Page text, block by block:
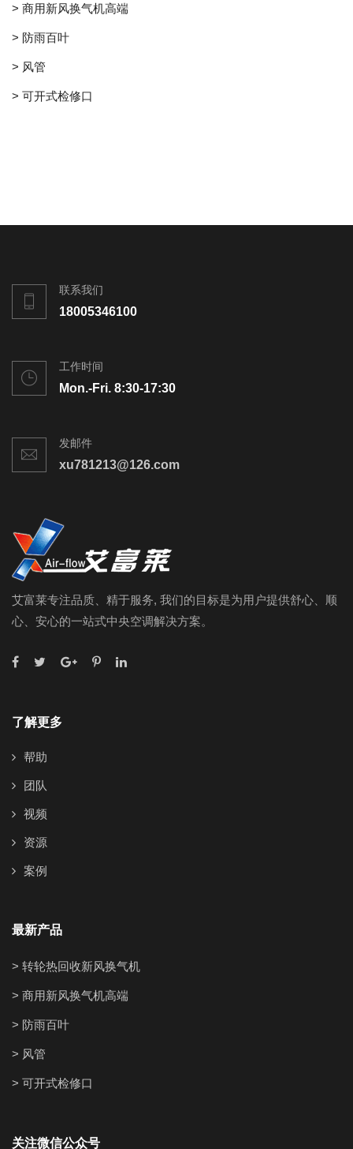
> 商用新风换气机高端
> 防雨百叶
> 风管
> 可开式检修口
联系我们
18005346100
工作时间
Mon.-Fri. 8:30-17:30
发邮件
xu781213@126.com
艾富莱专注品质、精于服务, 我们的目标是为用户提供舒心、顺
心、安心的一站式中央空调解决方案。
了解更多
帮助
团队
视频
资源
案例
最新产品
> 转轮热回收新风换气机
> 商用新风换气机高端
> 防雨百叶
> 风管
> 可开式检修口
关注微信公众号